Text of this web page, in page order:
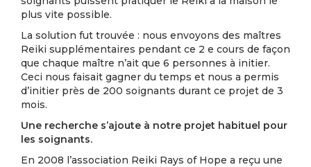
plus vite possible.
La solution fut trouvée : nous envoyons des maîtres
Reiki supplémentaires pendant ce 2 e cours de façon
que chaque maître n’ait que 6 personnes à initier.
Ceci nous faisait gagner du temps et nous a permis
d’initier près de 200 soignants durant ce projet de 3
mois.
Une recherche s’ajoute à notre projet habituel pour
les soignants.
En 2008 l’association Reiki Rays of Hope a reçu une